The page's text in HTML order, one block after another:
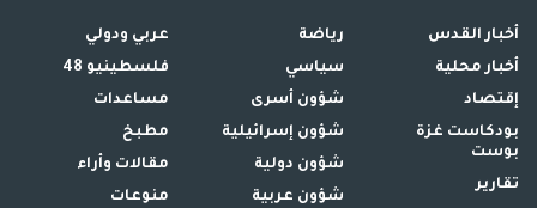
أخبار القدس
أخبار محلية
إقتصاد
بودكاست غزة
بوست
تقارير
رياضة
سياسي
شؤون أسرى
شؤون إسرائيلية
شؤون دولية
شؤون عربية
عربي ودولي
فلسطينيو 48
مساعدات
مطبخ
مقالات وأراء
منوعات